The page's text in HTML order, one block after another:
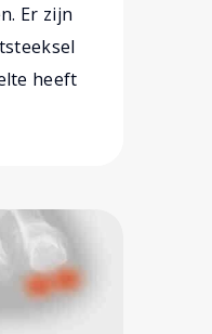
Er zijn
heeft